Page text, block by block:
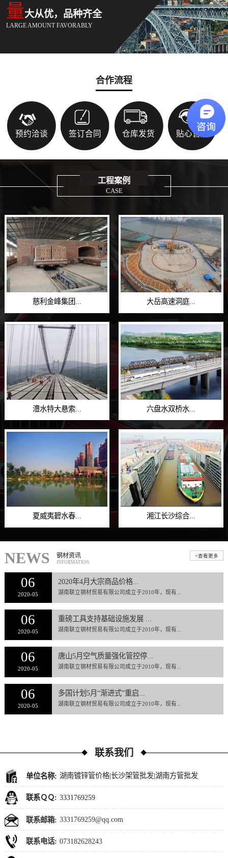
量大从优，品种齐全
LARGE AMOUNT FAVORABLY
合作流程
预约洽谈 签订合同 仓库发货 贴心售后
工程案例
CASE
慈利金峰集团... 大岳高速洞庭...
澧水特大悬索... 六盘水双桥水...
夏威夷碧水春... 湘江长沙综合...
NEWS 钢材资讯
INFORMATION
+查看更多
06
2020-05
2020年4月大宗商品价格...
湖南联立钢材贸易有限公司成立于2010年，现有...
06
2020-05
重磅工具支持基础设施发展 ...
湖南联立钢材贸易有限公司成立于2010年，现有...
06
2020-05
唐山5月空气质量强化管控停...
湖南联立钢材贸易有限公司成立于2010年，现有...
06
2020-05
多国计划5月“渐进式”重启...
湖南联立钢材贸易有限公司成立于2010年，现有...
联系我们
单位名称: 湖南镀锌管价格|长沙架管批发|湖南方管批发
联系ＱＱ: 3331769259
联系邮箱: 3331769259@qq.com
联系电话: 073182628243